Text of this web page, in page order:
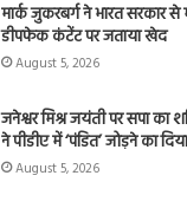
मार्क जुकरबर्ग ने भारत सरकार
डीपफेक कंटेंट पर जताया खेद
August 5, 2026
जनेश्वर मिश्र जयंती पर सपा का
ने पीडीए में ‘पंडित’ जोड़ने का
August 5, 2026